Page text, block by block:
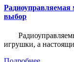
выбор
игрушки, а